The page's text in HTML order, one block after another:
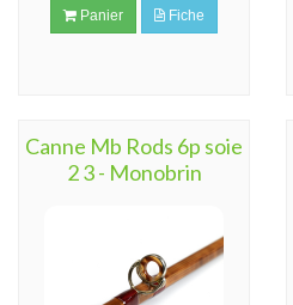
Panier Fiche
Canne Mb Rods 6p soie
2 3 - Monobrin